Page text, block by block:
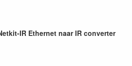
IR Ethernet naar IR converter